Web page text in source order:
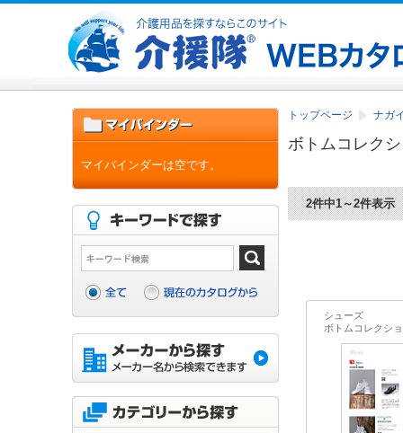
トップページ ナガ
ボトムコレク
2件中1～2件表示
シューズ
ボトムコレクシ
マイバインダーは空です。